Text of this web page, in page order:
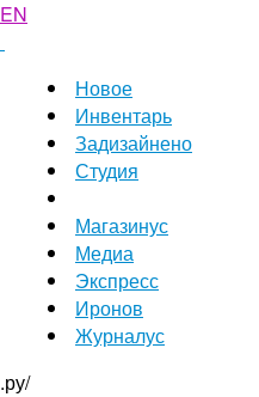
EN
Новое
Инвентарь
Задизайнено
Студия
Магазинус
Медиа
Экспресс
Иронов
Журналус
.ру/